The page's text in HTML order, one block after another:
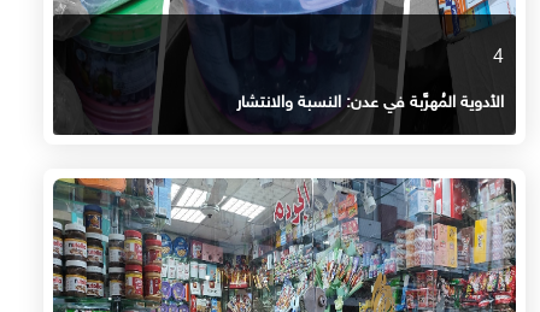
4
الأدوية المُهرَّبة في عدن: النسبة والانتشار